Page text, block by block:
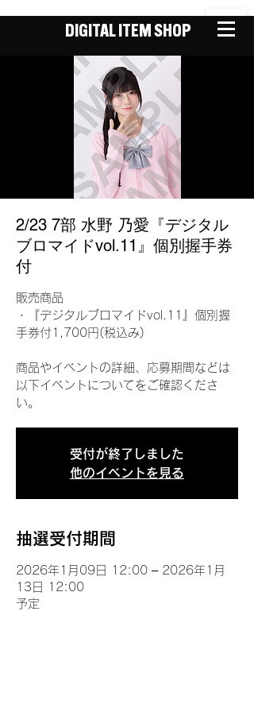
DIGITAL ITEM SHOP
2/23 7部 水野 乃愛『デジタル
ブロマイドvol.11』個別握手券
付
販売商品
・『デジタルブロマイドvol.11』個別握
手券付1,700円(税込み)
商品やイベントの詳細、応募期間などは
以下イベントについてをご確認くださ
い。
受付が終了しました
他のイベントを見る
抽選受付期間
2026年1月09日 12:00 – 2026年1月
13日 12:00
予定